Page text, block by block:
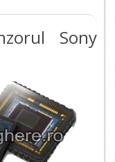
Sony